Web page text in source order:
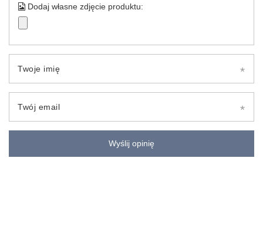
Dodaj własne zdjęcie produktu:
Twoje imię
Twój email
Wyślij opinię